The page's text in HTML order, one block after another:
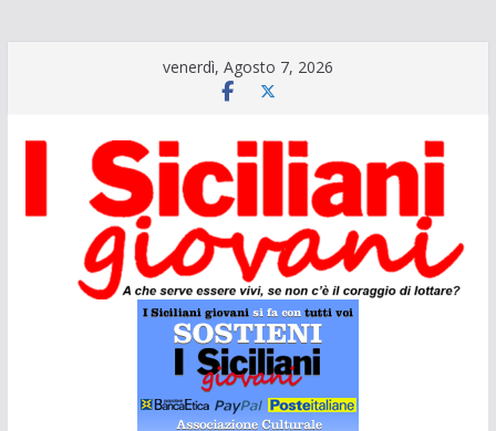
venerdì, Agosto 7, 2026